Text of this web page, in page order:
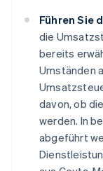
Führen Sie
die
bereits
Umständen
davon, ob
werden. In
abgeführt